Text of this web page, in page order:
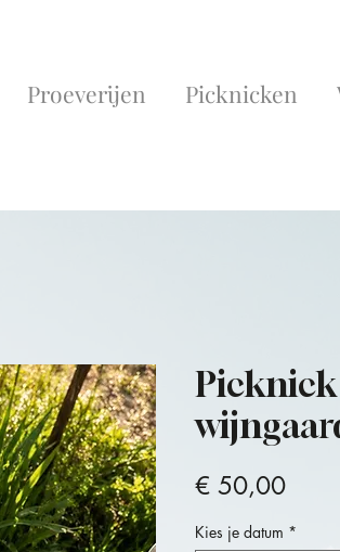
Proeverijen Picknicken
€ 50,00Prijs
Kies je datum *